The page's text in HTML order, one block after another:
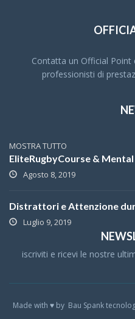
Contatta un Official Point
professionisti di
MOSTRA TUTTO
EliteRugbyCourse &
Agosto 8, 2019
Distrattori e Attenzione
Luglio 9, 2019
iscriviti e ricevi le nostre
Made with ♥ by Bau Spank